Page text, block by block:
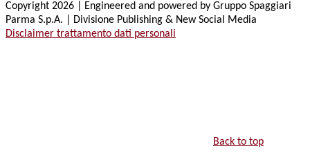
Copyright 2026 | Engineered and powered by Gruppo Spaggiari
Parma S.p.A. | Divisione Publishing & New Social Media
Disclaimer trattamento dati personali
Back to top